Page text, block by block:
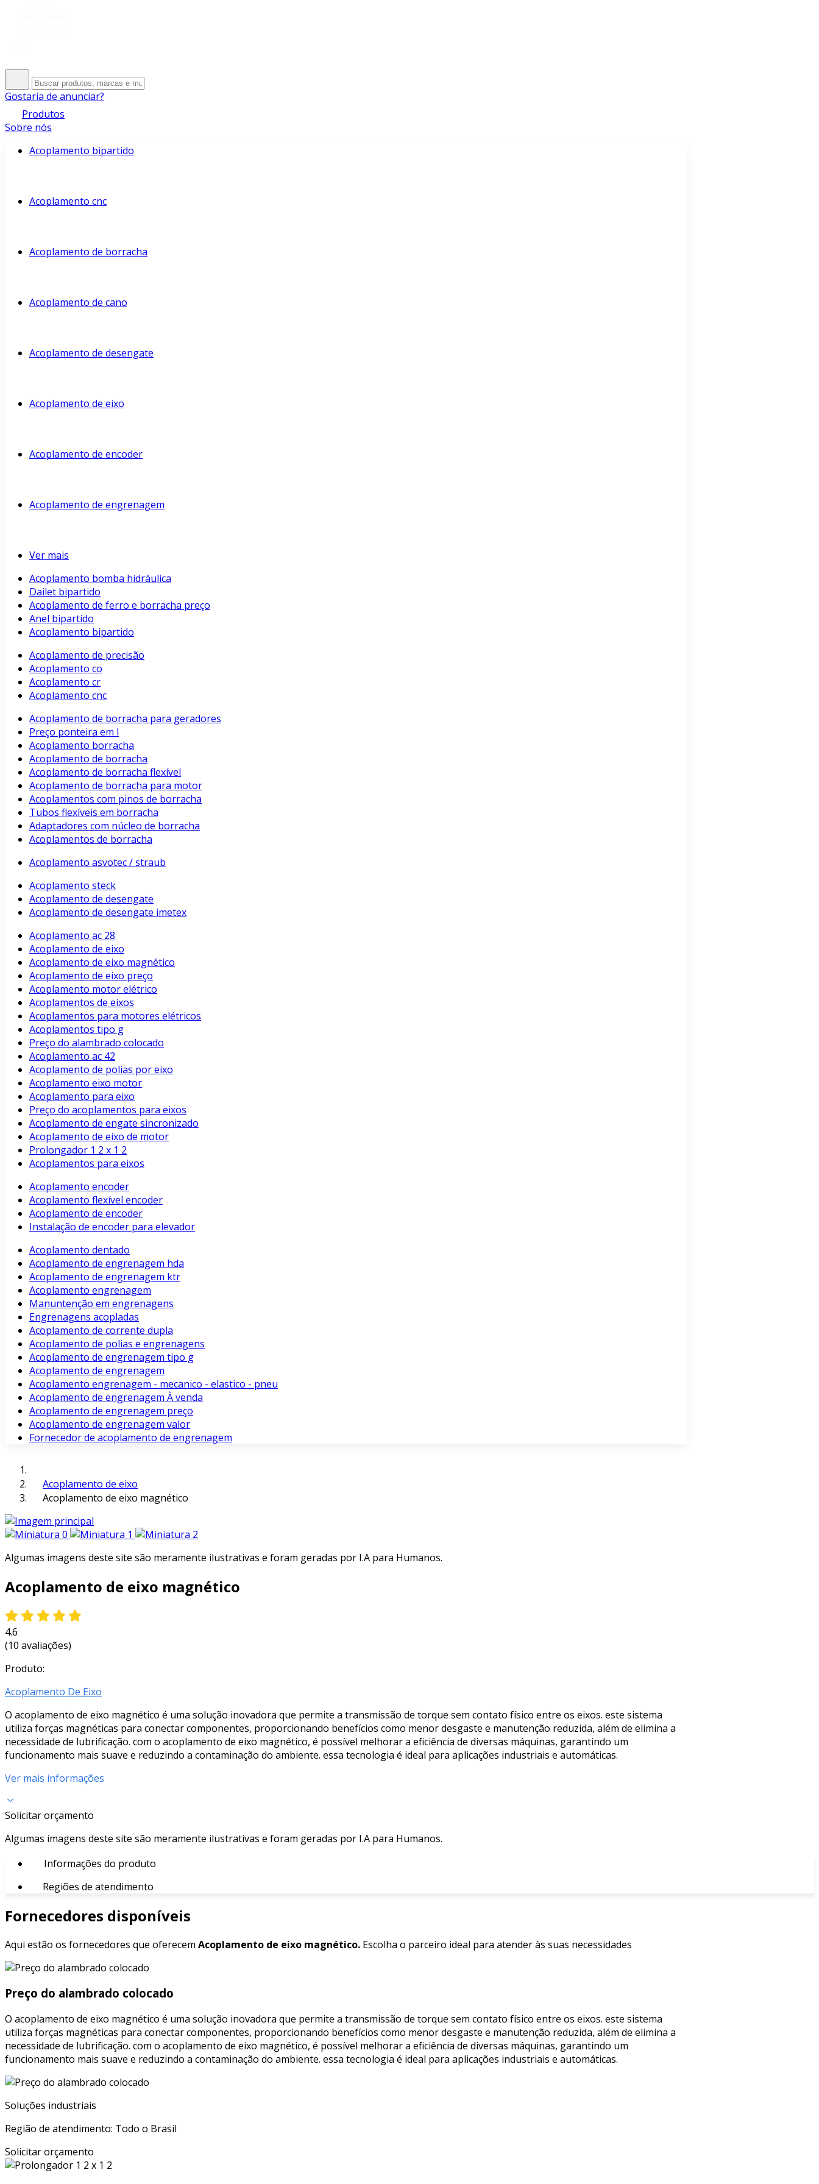
Gostaria de anunciar?
Produtos
Sobre nós
Acoplamento bipartido
Acoplamento cnc
Acoplamento de borracha
Acoplamento de cano
Acoplamento de desengate
Acoplamento de eixo
Acoplamento de encoder
Acoplamento de engrenagem
Ver mais
Acoplamento bomba hidráulica
Dailet bipartido
Acoplamento de ferro e borracha preço
Anel bipartido
Acoplamento bipartido
Acoplamento de precisão
Acoplamento co
Acoplamento cr
Acoplamento cnc
Acoplamento de borracha para geradores
Preço ponteira em l
Acoplamento borracha
Acoplamento de borracha
Acoplamento de borracha flexível
Acoplamento de borracha para motor
Acoplamentos com pinos de borracha
Tubos flexíveis em borracha
Adaptadores com núcleo de borracha
Acoplamentos de borracha
Acoplamento asvotec / straub
Acoplamento steck
Acoplamento de desengate
Acoplamento de desengate imetex
Acoplamento ac 28
Acoplamento de eixo
Acoplamento de eixo magnético
Acoplamento de eixo preço
Acoplamento motor elétrico
Acoplamentos de eixos
Acoplamentos para motores elétricos
Acoplamentos tipo g
Preço do alambrado colocado
Acoplamento ac 42
Acoplamento de polias por eixo
Acoplamento eixo motor
Acoplamento para eixo
Preço do acoplamentos para eixos
Acoplamento de engate sincronizado
Acoplamento de eixo de motor
Prolongador 1 2 x 1 2
Acoplamentos para eixos
Acoplamento encoder
Acoplamento flexível encoder
Acoplamento de encoder
Instalação de encoder para elevador
Acoplamento dentado
Acoplamento de engrenagem hda
Acoplamento de engrenagem ktr
Acoplamento engrenagem
Manuntenção em engrenagens
Engrenagens acopladas
Acoplamento de corrente dupla
Acoplamento de polias e engrenagens
Acoplamento de engrenagem tipo g
Acoplamento de engrenagem
Acoplamento engrenagem - mecanico - elastico - pneu
Acoplamento de engrenagem À venda
Acoplamento de engrenagem preço
Acoplamento de engrenagem valor
Fornecedor de acoplamento de engrenagem
Acoplamento de eixo
Acoplamento de eixo magnético
Algumas imagens deste site são meramente ilustrativas e foram geradas por I.A para Humanos.
Acoplamento de eixo magnético
4.6
(10 avaliações)
Produto:
Acoplamento De Eixo
O acoplamento de eixo magnético é uma solução inovadora que permite a transmissão de torque sem contato físico entre os eixos. este sistema
utiliza forças magnéticas para conectar componentes, proporcionando benefícios como menor desgaste e manutenção reduzida, além de elimina a
necessidade de lubrificação. com o acoplamento de eixo magnético, é possível melhorar a eficiência de diversas máquinas, garantindo um
funcionamento mais suave e reduzindo a contaminação do ambiente. essa tecnologia é ideal para aplicações industriais e automáticas.
Ver mais informações
Solicitar orçamento
Algumas imagens deste site são meramente ilustrativas e foram geradas por I.A para Humanos.
Informações do produto
Regiões de atendimento
Fornecedores disponíveis
Aqui estão os fornecedores que oferecem Acoplamento de eixo magnético. Escolha o parceiro ideal para atender às suas necessidades
Preço do alambrado colocado
O acoplamento de eixo magnético é uma solução inovadora que permite a transmissão de torque sem contato físico entre os eixos. este sistema
utiliza forças magnéticas para conectar componentes, proporcionando benefícios como menor desgaste e manutenção reduzida, além de elimina a
necessidade de lubrificação. com o acoplamento de eixo magnético, é possível melhorar a eficiência de diversas máquinas, garantindo um
funcionamento mais suave e reduzindo a contaminação do ambiente. essa tecnologia é ideal para aplicações industriais e automáticas.
Soluções industriais
Região de atendimento: Todo o Brasil
Solicitar orçamento